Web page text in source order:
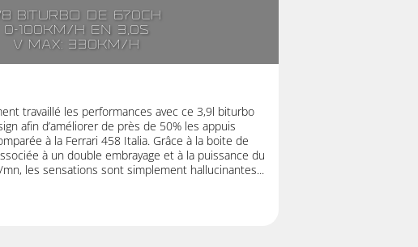
biturbo de 670ch
0-100km/h en 3,0s
V max: 330km/h
travaillé les performances avec ce 3,9l biturbo
afin d’améliorer de près de 50% les appuis
à la Ferrari 458 Italia. Grâce à la boite de
à un double embrayage et à la puissance du
les sensations sont simplement hallucinantes...